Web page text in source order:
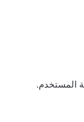
المستخدم.